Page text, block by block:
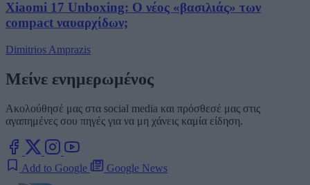
Xiaomi 17 Unboxing: Ο νέος «βασιλιάς» των
compact ναυαρχίδων;
Dimitrios Amprazis
Μείνε ενημερωμένος
Ακολούθησέ μας στα social media και πρόσθεσέ μας στις
αγαπημένες σου πηγές για να μη χάνεις καμία είδηση.
Add to Google Google News